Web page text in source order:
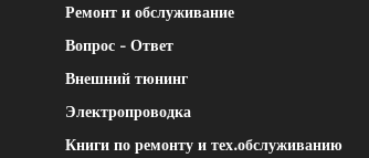
Ремонт и обслуживание
Вопрос - Ответ
Внешний тюнинг
Электропроводка
Книги по ремонту и тех.обслуживанию